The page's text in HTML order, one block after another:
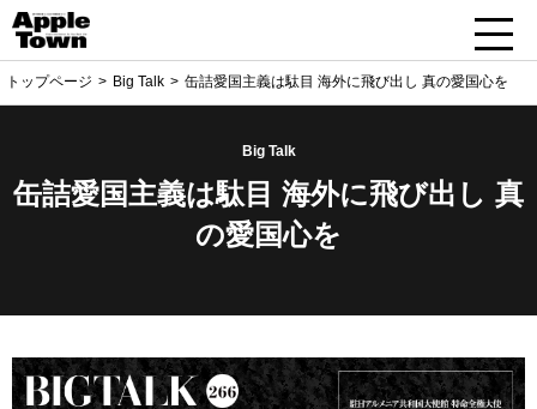
トップページ Big Talk 缶詰愛国主義は駄目 海外に飛び出し 真の愛国心を
Big Talk
缶詰愛国主義は駄目 海外に飛び出し 真
の愛国心を